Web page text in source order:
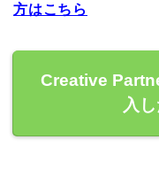
方はこちら
Creative
入